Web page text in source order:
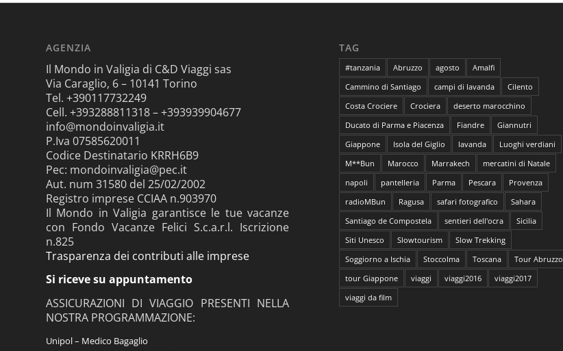
AGENZIA
Il Mondo in Valigia di C&D Viaggi sas
Via Caraglio, 6 – 10141 Torino
Tel. +390117732249
Cell. +393288811318 – +393939904677
info@mondoinvaligia.it
P.Iva 07585620011
Codice Destinatario KRRH6B9
Pec: mondoinvaligia@pec.it
Aut. num 31580 del 25/02/2002
Registro imprese CCIAA n.903970
Il Mondo in Valigia garantisce le tue vacanze
con Fondo Vacanze Felici S.c.a.r.l. Iscrizione
n.825
Trasparenza dei contributi alle imprese
Si riceve su appuntamento
ASSICURAZIONI DI VIAGGIO PRESENTI NELLA
NOSTRA PROGRAMMAZIONE:
Unipol – Medico Bagaglio
TAG
#tanzania Abruzzo agosto
Amalfi
Cammino di Santiago
campi di lavanda
Cilento
Costa Crociere
Crociera
deserto marocchino
Ducato di Parma e Piacenza
Fiandre
Giannutri
Giappone
Isola del Giglio lavanda
Luoghi verdiani
M**Bun
Marocco Marrakech
mercatini di Natale
napoli
pantelleria Parma Pescara
Provenza
radioMBun
Ragusa safari fotografico
Sahara
Santiago de Compostela
sentieri dell'ocra
Sicilia
Siti Unesco
Slowtourism
Slow Trekking
Soggiorno a Ischia
Stoccolma Toscana
Tour Abruzzo
tour Giappone
viaggi viaggi2016
viaggi2017
viaggi da film